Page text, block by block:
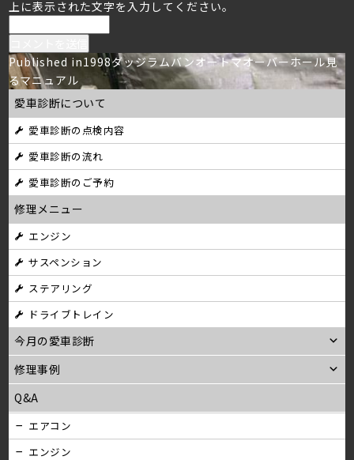
上に表示された文字を入力してください。
投
稿
ナ
ビ
ゲ
ー
シ
ョ
ン
Published in1998ダッジラムバンオートマオーバーホール見
るマニュアル
愛車診断について
愛車診断の点検内容
愛車診断の流れ
愛車診断のご予約
修理メニュー
エンジン
サスペンション
ステアリング
ドライブトレイン
今月の愛車診断
修理事例
Q&A
エアコン
エンジン